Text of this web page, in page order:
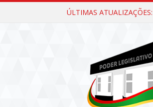
ÚLTIMAS ATUALIZAÇÕES: